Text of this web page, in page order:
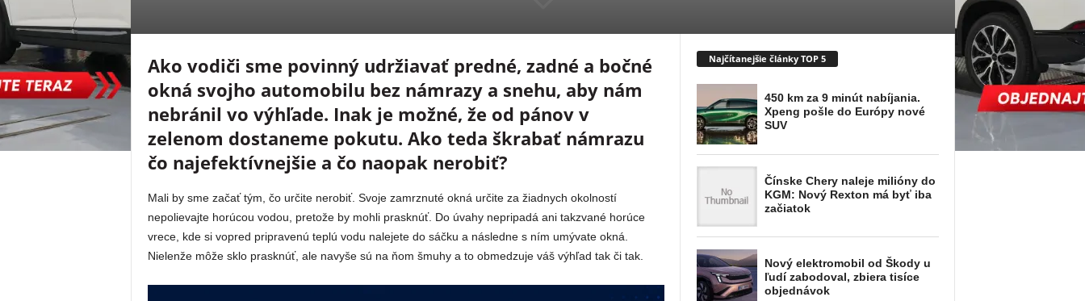
Ako vodiči sme povinný udržiavať predné, zadné a bočné
okná svojho automobilu bez námrazy a snehu, aby nám
nebránil vo výhľade. Inak je možné, že od pánov v
zelenom dostaneme pokutu. Ako teda škrabať námrazu
čo najefektívnejšie a čo naopak nerobiť?
Mali by sme začať tým, čo určite nerobiť. Svoje zamrznuté okná určite za žiadnych okolností
nepolievajte horúcou vodou, pretože by mohli prasknúť. Do úvahy nepripadá ani takzvané horúce
vrece, kde si vopred pripravenú teplú vodu nalejete do sáčku a následne s ním umývate okná.
Nielenže môže sklo prasknúť, ale navyše sú na ňom šmuhy a to obmedzuje váš výhľad tak či tak.
Najčítanejšie články TOP 5